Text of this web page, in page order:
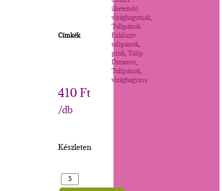
ültetendő
virághagymák,
Tulipánok
Címkék
Exkluzív
tulipánok,
pink,Tulip
Dreamer,
Tulipánok,
virághagyma
410 Ft
/db
Készleten